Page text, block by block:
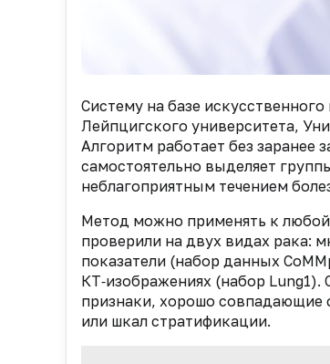
Систему на базе
Лейпцигского университета,
Алгоритм работает без заранее
самостоятельно выделяет
неблагоприятным течением
Метод можно применять к
проверили на двух видах рака:
показатели (набор данных
КТ‑изображениях (набор
признаки, хорошо совпадающие
или шкал стратификации.